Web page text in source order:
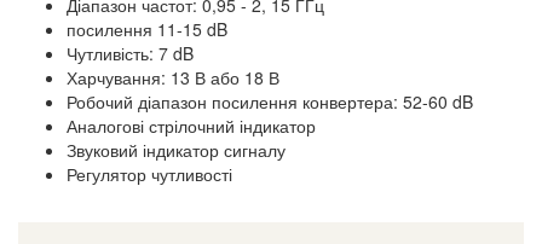
Діапазон частот: 0,95 - 2, 15 ГГц
посилення 11-15 dB
Чутливість: 7 dB
Харчування: 13 В або 18 В
Робочий діапазон посилення конвертера: 52-60 dB
Аналогові стрілочний індикатор
Звуковий індикатор сигналу
Регулятор чутливості